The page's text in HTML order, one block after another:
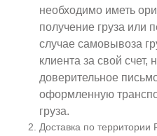
необходимо иметь
получение груза или
случае самовывоза
клиента за свой
доверительное
оформленную
груза.
Доставка по территории